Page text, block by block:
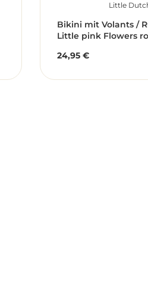
Little
Bikini mit Volants /
Little pink Flowers
Regulärer Preis:
24,95 €